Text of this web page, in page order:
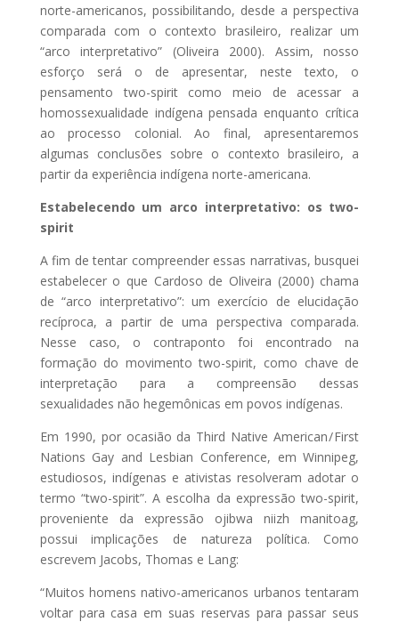
norte-americanos, possibilitando, desde a perspectiva
comparada com o contexto brasileiro, realizar um
“arco interpretativo” (Oliveira 2000). Assim, nosso
esforço será o de apresentar, neste texto, o
pensamento two-spirit como meio de acessar a
homossexualidade indígena pensada enquanto crítica
ao processo colonial. Ao final, apresentaremos
algumas conclusões sobre o contexto brasileiro, a
partir da experiência indígena norte-americana.
Estabelecendo um arco interpretativo: os two-
spirit
A fim de tentar compreender essas narrativas, busquei
estabelecer o que Cardoso de Oliveira (2000) chama
de “arco interpretativo”: um exercício de elucidação
recíproca, a partir de uma perspectiva comparada.
Nesse caso, o contraponto foi encontrado na
formação do movimento two-spirit, como chave de
interpretação para a compreensão dessas
sexualidades não hegemônicas em povos indígenas.
Em 1990, por ocasião da Third Native American / First
Nations Gay and Lesbian Conference, em Winnipeg,
estudiosos, indígenas e ativistas resolveram adotar o
termo “two-spirit”. A escolha da expressão two-spirit,
proveniente da expressão ojibwa niizh manitoag,
possui implicações de natureza política. Como
escrevem Jacobs, Thomas e Lang:
“Muitos homens nativo-americanos urbanos tentaram
voltar para casa em suas reservas para passar seus